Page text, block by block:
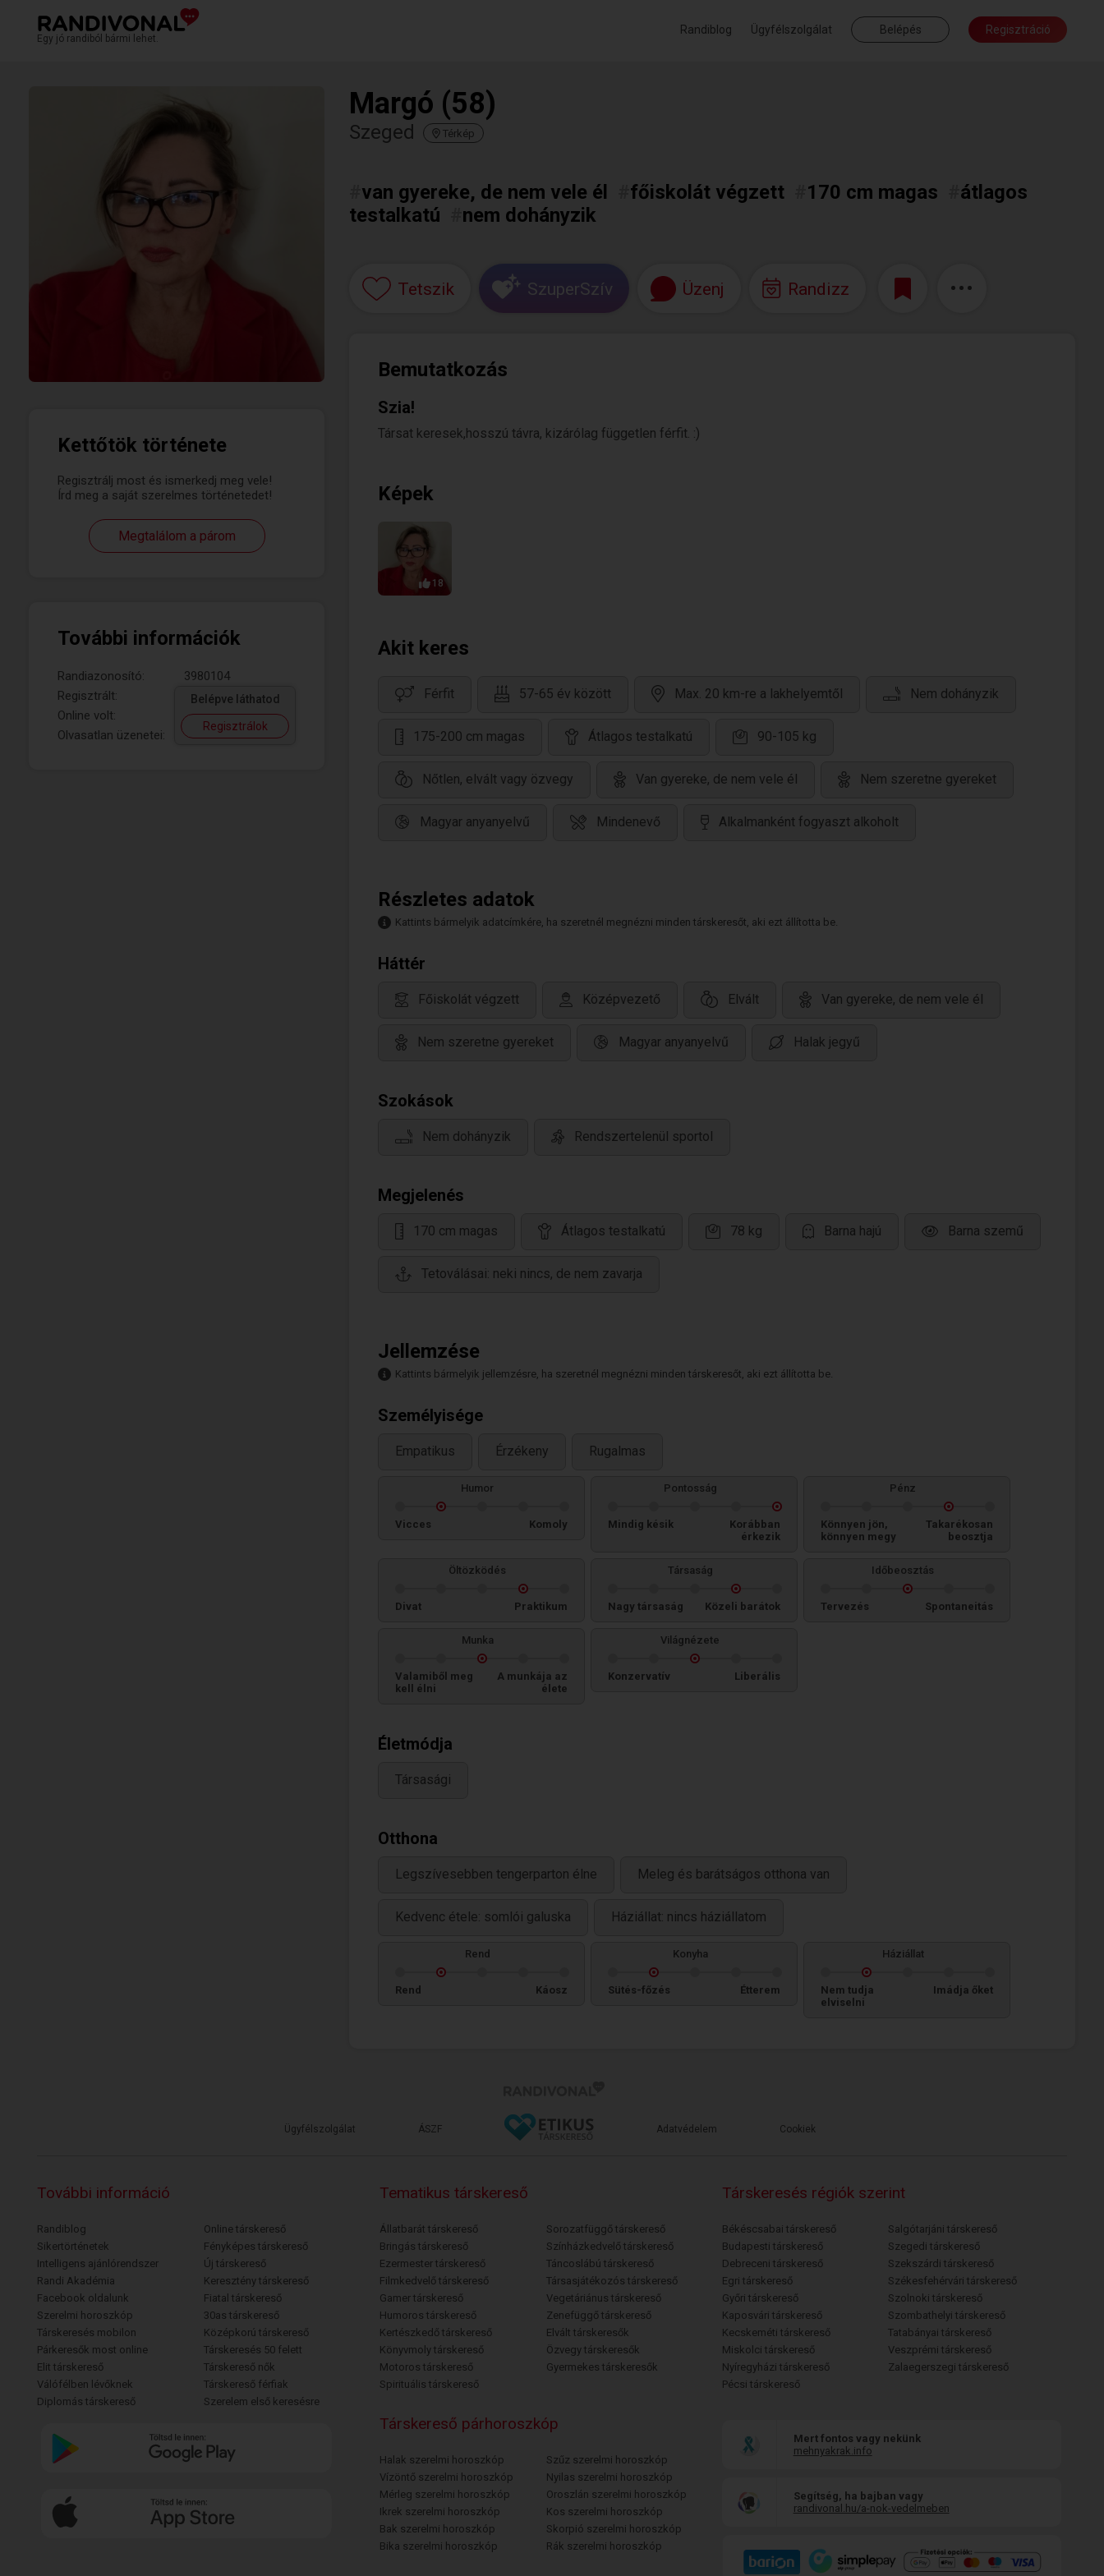
Egy jó randiból bármi lehet.
Randiblog Ügyfélszolgálat Belépés Regisztráció
Kettőtök története
Regisztrálj most és ismerkedj meg vele!
Írd meg a saját szerelmes történetedet!
Megtalálom a párom
További információk
Randiazonosító:
3980104
Regisztrált:
Online volt:
Olvasatlan üzenetei:
Belépve láthatod
Regisztrálok
Margó (58)
Szeged Térkép
van gyereke, de nem vele él főiskolát végzett 170 cm magas
átlagos
testalkatú
nem dohányzik
Tetszik SzuperSzív Üzenj Randizz
Bemutatkozás
Szia!
Társat keresek,hosszú távra, kizárólag független férfit. :)
Képek
18
Akit keres
Férfit 57-65 év között Max. 20 km-re a lakhelyemtől Nem dohányzik
175-200 cm magas Átlagos testalkatú 90-105 kg
Nőtlen, elvált vagy özvegy Van gyereke, de nem vele él Nem szeretne gyereket
Magyar anyanyelvű Mindenevő Alkalmanként fogyaszt alkoholt
Részletes adatok
Kattints bármelyik adatcímkére, ha szeretnél megnézni minden társkeresőt, aki ezt állította be.
Háttér
Főiskolát végzett Középvezető Elvált Van gyereke, de nem vele él
Nem szeretne gyereket Magyar anyanyelvű Halak jegyű
Szokások
Nem dohányzik Rendszertelenül sportol
Megjelenés
170 cm magas Átlagos testalkatú 78 kg Barna hajú Barna szemű
Tetoválásai: neki nincs, de nem zavarja
Jellemzése
Kattints bármelyik jellemzésre, ha szeretnél megnézni minden társkeresőt, aki ezt állította be.
Személyisége
Empatikus Érzékeny Rugalmas
Humor
Vicces Komoly
Pontosság
Mindig késik
Korábban
érkezik
Pénz
Könnyen jön,
könnyen megy
Takarékosan
beosztja
Öltözködés
Divat Praktikum
Társaság
Nagy társaság Közeli barátok
Időbeosztás
Tervezés Spontaneitás
Munka
Valamiből meg
kell élni
A munkája az
élete
Világnézete
Konzervatív Liberális
Életmódja
Társasági
Otthona
Legszívesebben tengerparton élne Meleg és barátságos otthona van
Kedvenc étele: somlói galuska Háziállat: nincs háziállatom
Rend
Rend Káosz
Konyha
Sütés-főzés Étterem
Háziállat
Nem tudja
elviselni
Imádja őket
Ügyfélszolgálat ÁSZF Adatvédelem Cookiek
További információ
Randiblog
Sikertörténetek
Intelligens ajánlórendszer
Randi Akadémia
Facebook oldalunk
Szerelmi horoszkóp
Társkeresés mobilon
Párkeresők most online
Elit társkereső
Válófélben lévőknek
Diplomás társkereső
Online társkereső
Fényképes társkereső
Új társkereső
Keresztény társkereső
Fiatal társkereső
30as társkereső
Középkorú társkereső
Társkeresés 50 felett
Társkereső nők
Társkereső férfiak
Szerelem első keresésre
Tematikus társkereső
Állatbarát társkereső
Bringás társkereső
Ezermester társkereső
Filmkedvelő társkereső
Gamer társkereső
Humoros társkereső
Kertészkedő társkereső
Könyvmoly társkereső
Motoros társkereső
Spirituális társkereső
Sorozatfüggő társkereső
Színházkedvelő társkereső
Táncoslábú társkereső
Társasjátékozós társkereső
Vegetáriánus társkereső
Zenefüggő társkereső
Elvált társkeresők
Özvegy társkeresők
Gyermekes társkeresők
Társkeresés régiók szerint
Békéscsabai társkereső
Budapesti társkereső
Debreceni társkereső
Egri társkereső
Győri társkereső
Kaposvári társkereső
Kecskeméti társkereső
Miskolci társkereső
Nyíregyházi társkereső
Pécsi társkereső
Salgótarjáni társkereső
Szegedi társkereső
Szekszárdi társkereső
Székesfehérvári társkereső
Szolnoki társkereső
Szombathelyi társkereső
Tatabányai társkereső
Veszprémi társkereső
Zalaegerszegi társkereső
Társkereső párhoroszkóp
Halak szerelmi horoszkóp
Vízöntő szerelmi horoszkóp
Mérleg szerelmi horoszkóp
Ikrek szerelmi horoszkóp
Bak szerelmi horoszkóp
Bika szerelmi horoszkóp
Szűz szerelmi horoszkóp
Nyilas szerelmi horoszkóp
Oroszlán szerelmi horoszkóp
Kos szerelmi horoszkóp
Skorpió szerelmi horoszkóp
Rák szerelmi horoszkóp
Mert fontos vagy nekünk
mehnyakrak.info
Segítség, ha bajban vagy
randivonal.hu/a-nok-vedelmeben